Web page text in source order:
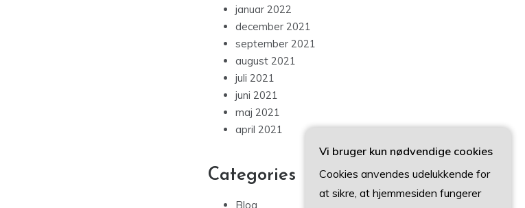
januar 2022
december 2021
september 2021
august 2021
juli 2021
juni 2021
maj 2021
april 2021
Categories
Blog
Vi bruger kun nødvendige cookies
Cookies anvendes udelukkende for
at sikre, at hjemmesiden fungerer